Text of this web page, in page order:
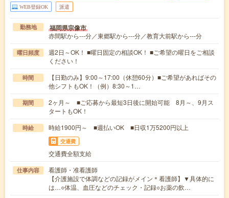
WEB登録OK 派遣
勤務地 福岡県宗像市
赤間駅から---分／東郷駅から---分／教育大前駅から---分
曜日頻度
週2日～OK！ ■曜日固定の相談OK！ ■ご希望の曜日をご相談
ください！
時間
【日勤のみ】9:00～17:00（休憩60分）■ご希望があればその
他シフトもOK！（例）8:30～1…
期間
2ヶ月～ ■ご応募から最短3日後に開始可能 8月～、9月ス
タートもOK！
時給 時給1900円～ ■週払いOK ■日収1万5200円以上
交通費
交通費全額支給
仕事内容
看護師・准看護師
【介護施設で体調などの記録がメイン＊看護師】▼具体的に
は…○体温、血圧などのチェック・記録○お薬の飲…